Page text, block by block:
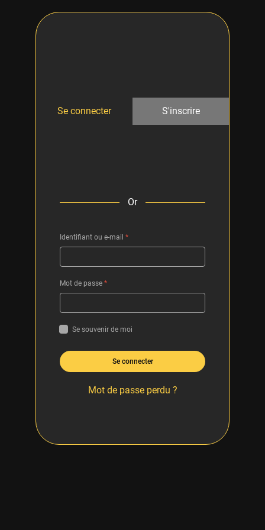
Se connecter S'inscrire
Or
Identifiant ou e-mail *
Mot de passe *
Se souvenir de moi
Se connecter
Mot de passe perdu ?